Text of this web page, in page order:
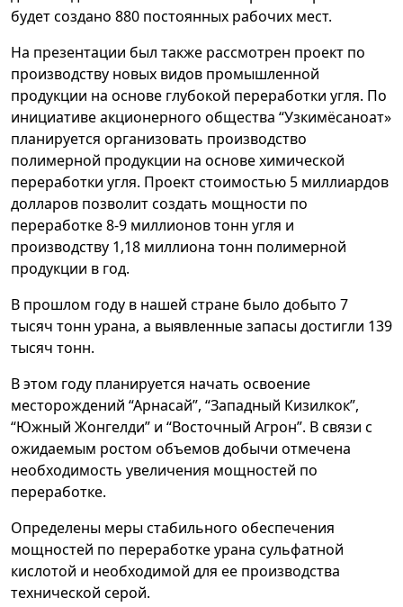
будет создано 880 постоянных рабочих мест.
На презентации был также рассмотрен проект по
производству новых видов промышленной
продукции на основе глубокой переработки угля. По
инициативе акционерного общества “Узкимёсаноат»
планируется организовать производство
полимерной продукции на основе химической
переработки угля. Проект стоимостью 5 миллиардов
долларов позволит создать мощности по
переработке 8-9 миллионов тонн угля и
производству 1,18 миллиона тонн полимерной
продукции в год.
В прошлом году в нашей стране было добыто 7
тысяч тонн урана, а выявленные запасы достигли 139
тысяч тонн.
В этом году планируется начать освоение
месторождений “Арнасай”, “Западный Кизилкок”,
“Южный Жонгелди” и “Восточный Агрон”. В связи с
ожидаемым ростом объемов добычи отмечена
необходимость увеличения мощностей по
переработке.
Определены меры стабильного обеспечения
мощностей по переработке урана сульфатной
кислотой и необходимой для ее производства
технической серой.